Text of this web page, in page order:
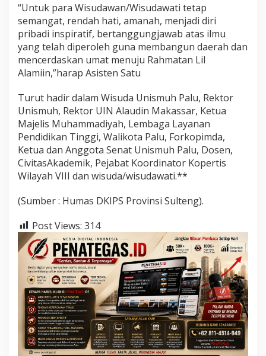
“Untuk para Wisudawan/Wisudawati tetap
semangat, rendah hati, amanah, menjadi diri
pribadi inspiratif, bertanggungjawab atas ilmu
yang telah diperoleh guna membangun daerah dan
mencerdaskan umat menuju Rahmatan Lil
Alamiin,”harap Asisten Satu
Turut hadir dalam Wisuda Unismuh Palu, Rektor
Unismuh, Rektor UIN Alaudin Makassar, Ketua
Majelis Muhammadiyah, Lembaga Layanan
Pendidikan Tinggi, Walikota Palu, Forkopimda,
Ketua dan Anggota Senat Unismuh Palu, Dosen,
CivitasAkademik, Pejabat Koordinator Kopertis
Wilayah VIII dan wisuda/wisudawati.**
(Sumber : Humas DKIPS Provinsi Sulteng).
Post Views: 314